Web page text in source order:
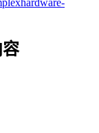
hardware-